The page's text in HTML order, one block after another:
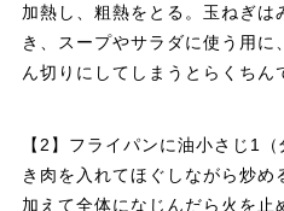
加熱し、粗熱をとる。玉ねぎは
き、スープやサラダに使う用に
ん切りにしてしまうとらくちん
【2】フライパンに油小さじ1
き肉を入れてほぐしながら炒め
加えて全体になじんだら火を止